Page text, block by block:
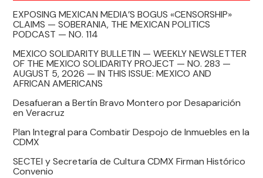
EXPOSING MEXICAN MEDIA’S BOGUS «CENSORSHIP»
CLAIMS — SOBERANIA, THE MEXICAN POLITICS
PODCAST — NO. 114
MEXICO SOLIDARITY BULLETIN — WEEKLY NEWSLETTER
OF THE MEXICO SOLIDARITY PROJECT — NO. 283 —
AUGUST 5, 2026 — IN THIS ISSUE: MEXICO AND
AFRICAN AMERICANS
Desafueran a Bertín Bravo Montero por Desaparición
en Veracruz
Plan Integral para Combatir Despojo de Inmuebles en la
CDMX
SECTEI y Secretaría de Cultura CDMX Firman Histórico
Convenio